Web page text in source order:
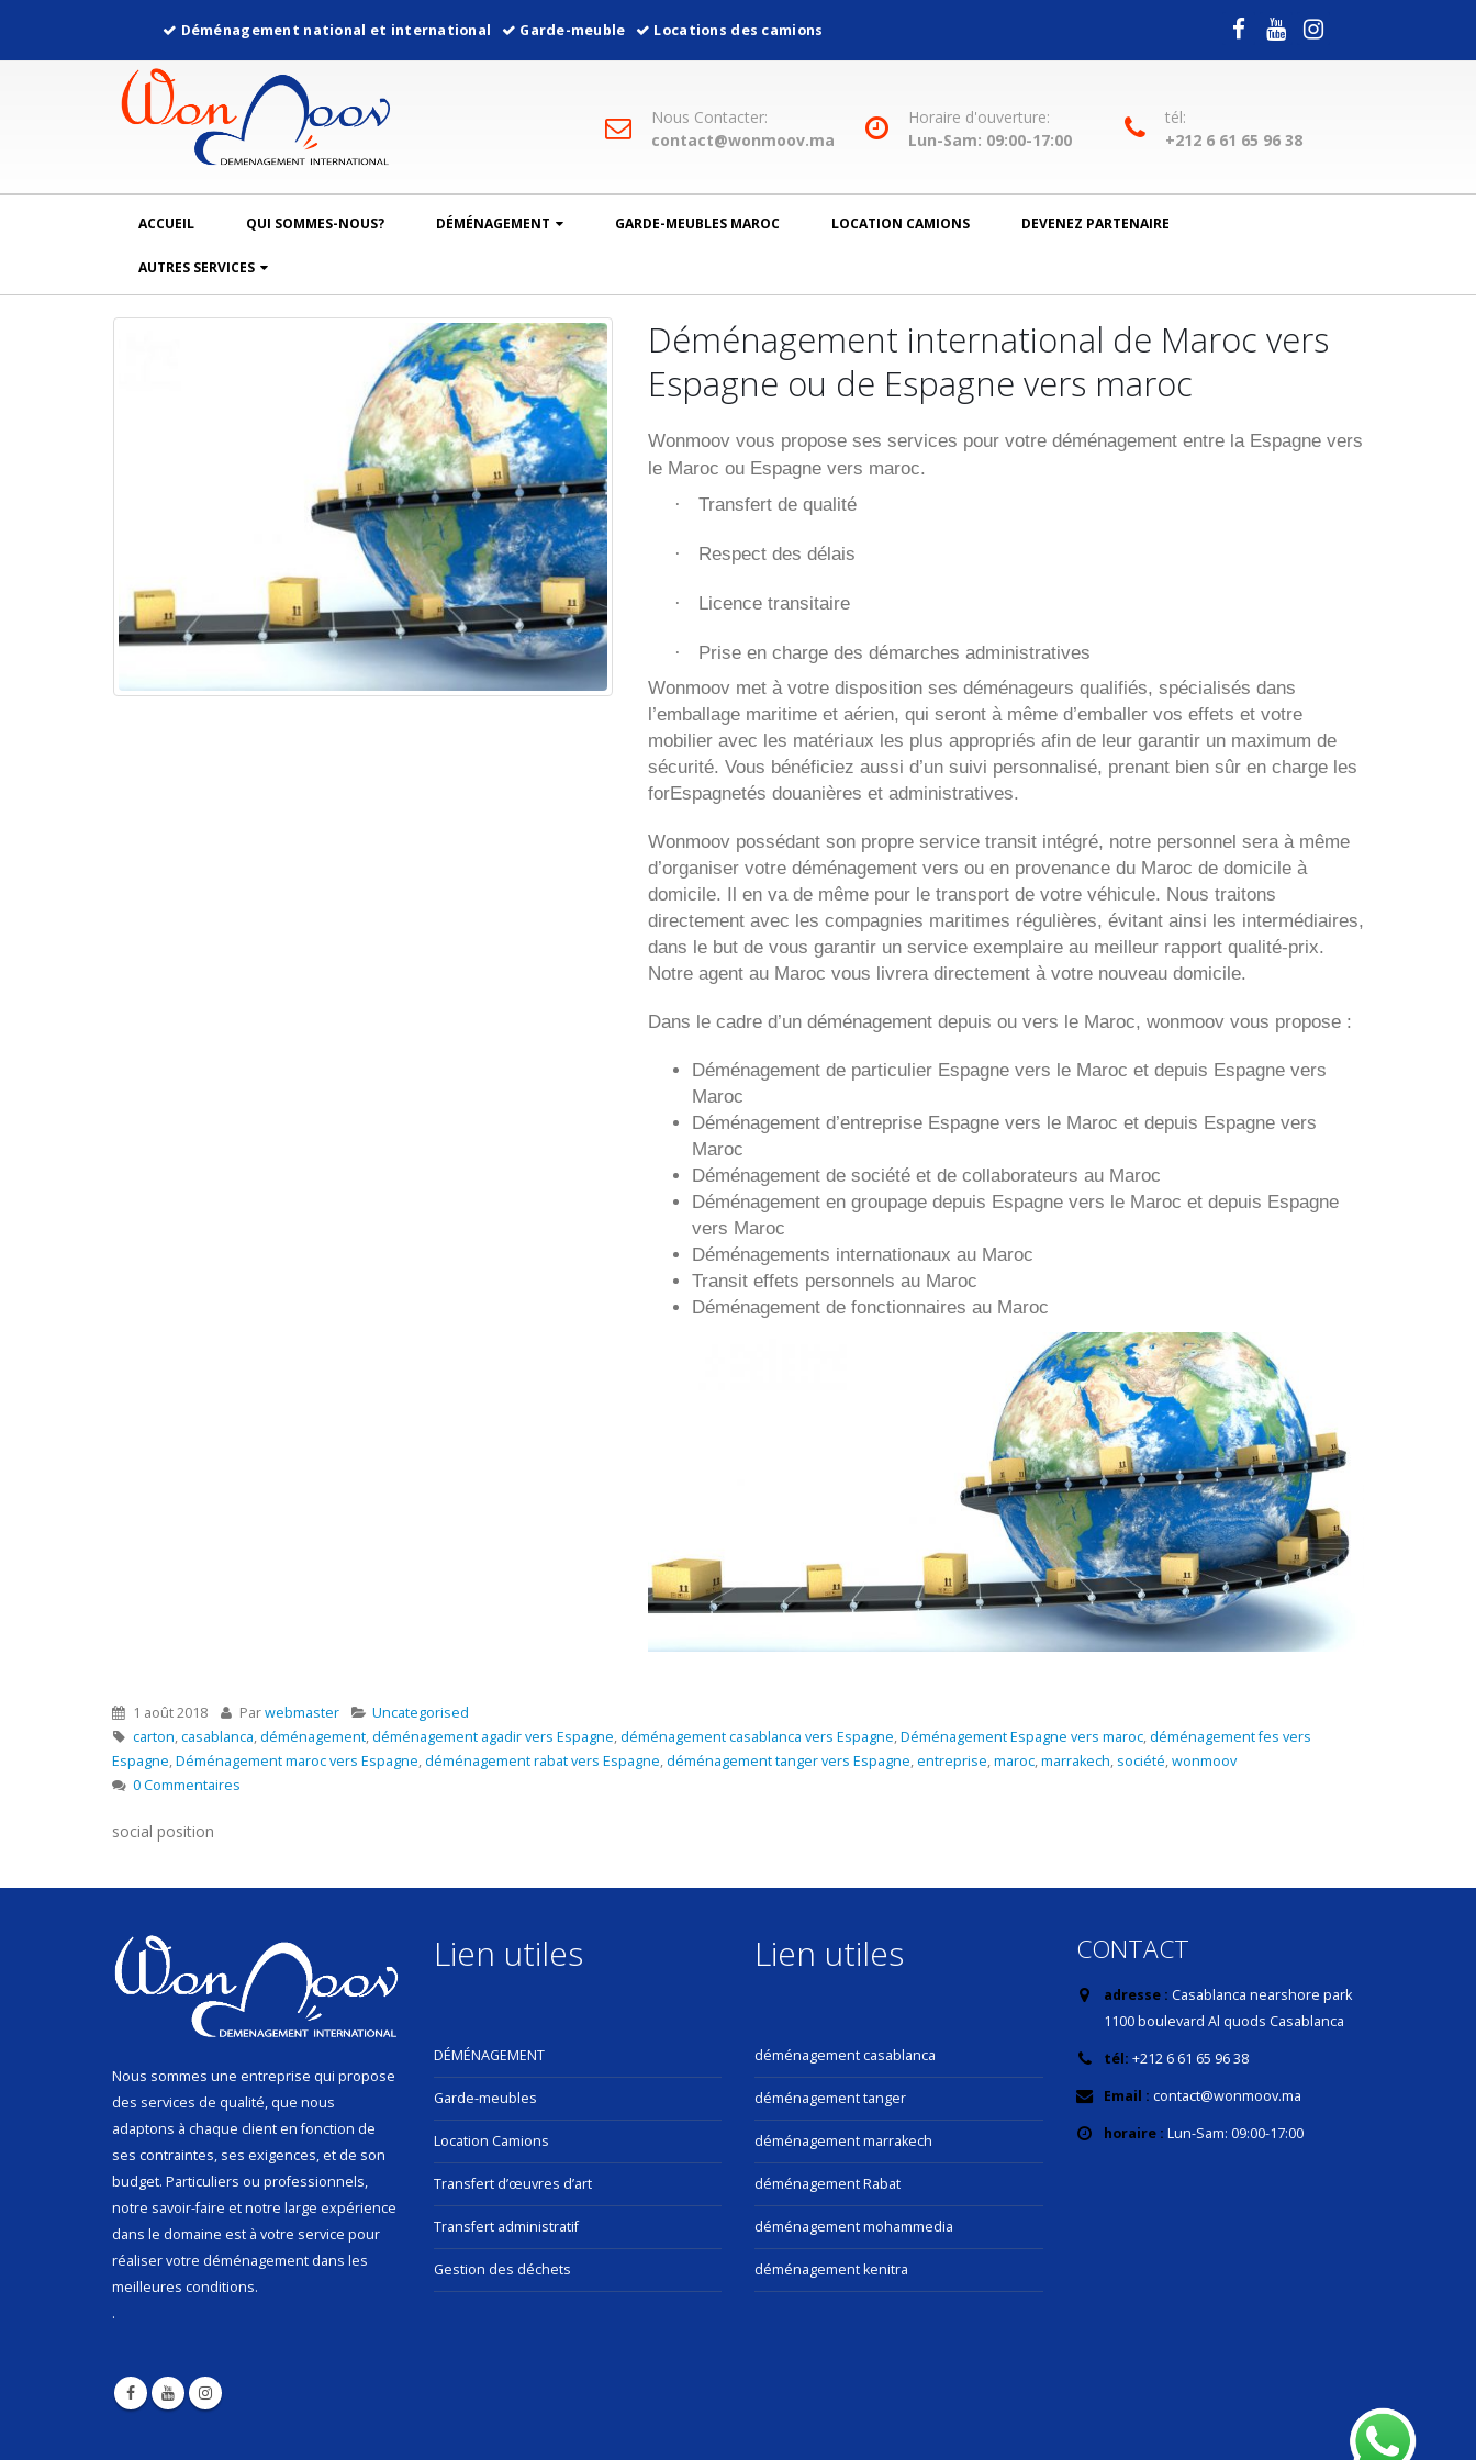
Déménagement national et international Garde-meuble Locations des camions
Nous Contacter:
contact@wonmoov.ma
Horaire d'ouverture:
Lun-Sam: 09:00-17:00
tél:
+212 6 61 65 96 38
ACCUEIL QUI SOMMES-NOUS? DÉMÉNAGEMENT GARDE-MEUBLES MAROC LOCATION CAMIONS DEVENEZ PARTENAIRE
AUTRES SERVICES
Déménagement international de Maroc vers
Espagne ou de Espagne vers maroc
Wonmoov vous propose ses services pour votre déménagement entre la Espagne vers
le Maroc ou Espagne vers maroc.
· Transfert de qualité
· Respect des délais
· Licence transitaire
·
Prise en charge des démarches administratives
Wonmoov met à votre disposition ses déménageurs qualifiés, spécialisés dans
l’emballage maritime et aérien, qui seront à même d’emballer vos effets et votre
mobilier avec les matériaux les plus appropriés afin de leur garantir un maximum de
sécurité. Vous bénéficiez aussi d’un suivi personnalisé, prenant bien sûr en charge les
forEspagnetés douanières et administratives.
Wonmoov possédant son propre service transit intégré, notre personnel sera à même
d’organiser votre déménagement vers ou en provenance du Maroc de domicile à
domicile. Il en va de même pour le transport de votre véhicule. Nous traitons
directement avec les compagnies maritimes régulières, évitant ainsi les intermédiaires,
dans le but de vous garantir un service exemplaire au meilleur rapport qualité-prix.
Notre agent au Maroc vous livrera directement à votre nouveau domicile.
Dans le cadre d’un déménagement depuis ou vers le Maroc, wonmoov vous propose :
Déménagement de particulier Espagnevers le Maroc et depuis Espagne vers
Maroc
Déménagement d’entreprise Espagnevers le Maroc et depuis Espagne vers
Maroc
Déménagement de société et de collaborateurs au Maroc
Déménagement en groupage depuis Espagnevers le Maroc et depuis Espagne
vers Maroc
Déménagements internationaux au Maroc
Transit effets personnels au Maroc
Déménagement de fonctionnaires au Maroc
1 août 2018 Parwebmaster
Uncategorised
carton,casablanca,déménagement,déménagement agadir vers Espagne,déménagement casablanca vers Espagne,Déménagement Espagne vers maroc,déménagement fes vers
Espagne,Déménagement maroc vers Espagne,déménagement rabat vers Espagne,déménagement tanger vers Espagne,entreprise,maroc,marrakech, société,wonmoov
0 Commentaires
social position
Nous sommes une entreprise qui propose
des services de qualité, que nous
adaptons à chaque client en fonction de
ses contraintes, ses exigences, et de son
budget. Particuliers ou professionnels,
notre savoir-faire et notre large expérience
dans le domaine est à votre service pour
réaliser votre déménagement dans les
meilleures conditions.
.
Lien utiles
DÉMÉNAGEMENT
Garde-meubles
Location Camions
Transfert d’œuvres d’art
Transfert administratif
Gestion des déchets
Lien utiles
déménagement casablanca
déménagement tanger
déménagement marrakech
déménagement Rabat
déménagement mohammedia
déménagement kenitra
CONTACT
adresse : Casablanca nearshore park
1100 boulevard Al quods Casablanca
tél: +212 6 61 65 96 38
Email : contact@wonmoov.ma
horaire : Lun-Sam: 09:00-17:00